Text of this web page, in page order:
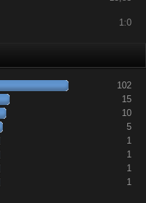
1:0
102
15
10
5
1
1
1
1